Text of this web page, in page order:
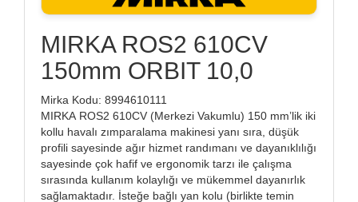
MIRKA ROS2 610CV
150mm ORBIT 10,0
Mirka Kodu: 8994610111
MIRKA ROS2 610CV (Merkezi Vakumlu) 150 mm’lik iki
kollu havalı zımparalama makinesi yanı sıra, düşük
profili sayesinde ağır hizmet randımanı ve dayanıklılığı
sayesinde çok hafif ve ergonomik tarzı ile çalışma
sırasında kullanım kolaylığı ve mükemmel dayanırlık
sağlamaktadır. İsteğe bağlı yan kolu (birlikte temin